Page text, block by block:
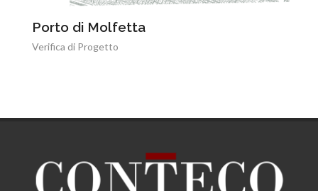
Porto di Molfetta
Verifica di Progetto